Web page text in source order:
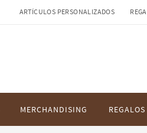
ARTÍCULOS PERSONALIZADOS
MERCHANDISING